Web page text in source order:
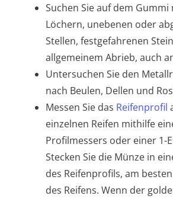
Suchen Sie auf dem Gummi
Löchern, unebenen oder
Stellen, festgefahrenen
allgemeinem Abrieb, auch
Untersuchen Sie den
nach Beulen, Dellen und
Messen Sie das Reifenprofil
einzelnen Reifen mithilfe
Profilmessers oder einer 1-
Stecken Sie die Münze in
des Reifenprofils, am
des Reifens. Wenn der